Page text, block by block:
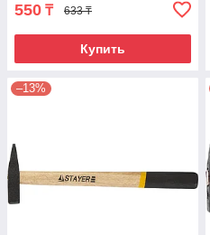
550 ₸ 633 ₸
Купить
–13%